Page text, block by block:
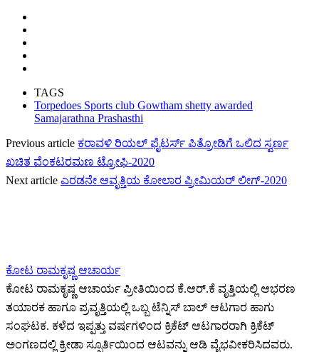
TAGS
Torpedoes Sports club Gowtham shetty awarded
Samajarathna Prashasthi
Previous article ಕರಾವಳಿ‌ ರಿಯಲ್ ಫೈಟರ್ಸ್ ಪಿತ್ರೋಡಿಗೆ ಒಲಿದ ಸ್ವರ್ಣ
ಖಚಿತ ವೆಂಕಟರಮಣ ಟ್ರೋಫಿ-2020
Next article ಎರಡನೇ ಆವೃತ್ತಿಯ ಕೋಲಾರ ಪ್ರೀಮಿಯರ್‌ ಲೀಗ್-2020
ಕೋಟ ರಾಮಕೃಷ್ಣ ಆಚಾರ್ಯ
ಕೋಟ ರಾಮಕೃಷ್ಣ ಆಚಾರ್ಯ ಪ್ರೀತಿಯಿಂದ ಕೆ.ಆರ್.ಕೆ ವೃತ್ತಿಯಲ್ಲಿ ಆಭರಣ
ತಯಾರಕ ಹಾಗೂ ಪ್ರವೃತ್ತಿಯಲ್ಲಿ ಒಬ್ಬ ಟೆನ್ನಿಸ್ ಬಾಲ್ ಆಟಗಾರ ಹಾಗು
ಸಂಘಟಕ. ಕಳೆದ ಇಪ್ಪತ್ತು ವರ್ಷಗಳಿಂದ ಕ್ರಿಕೆಟ್ ಆಟಗಾರರಾಗಿ ಕ್ರಿಕೆಟ್
ಅಂಗಣದಲ್ಲಿ ಕ್ರೀಡಾ ಸ್ಫೂರ್ತಿಯಿಂದ ಆಟವನ್ನು ಆಡಿ ವೈಭವೀಕರಿಸಿದವರು.